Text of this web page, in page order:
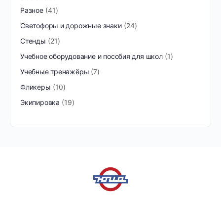
Разное 41
Светофоры и дорожные знаки
24
Стенды
21
Учебное оборудование и пособия для школ 1
Учебные тренажёры 7
Фликеры
10
Экипировка
19